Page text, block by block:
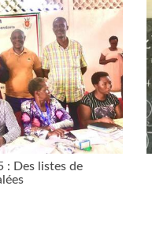
: Des listes de